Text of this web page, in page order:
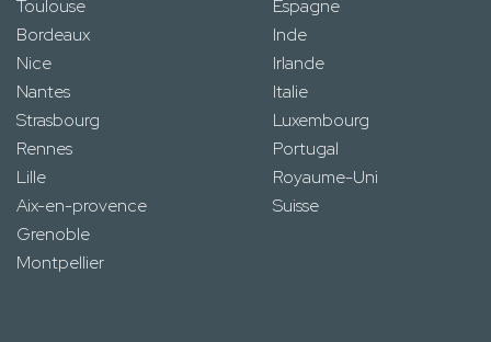
Toulouse
Bordeaux
Nice
Nantes
Strasbourg
Rennes
Lille
Aix-en-provence
Grenoble
Montpellier
Espagne
Inde
Irlande
Italie
Luxembourg
Portugal
Royaume-Uni
Suisse